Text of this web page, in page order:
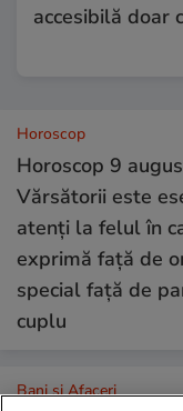
accesibilă doar
Horoscop
Horoscop 9
Vărsătorii este
atenți la felul în
exprimă față de
special față de
cuplu
Bani și Afaceri